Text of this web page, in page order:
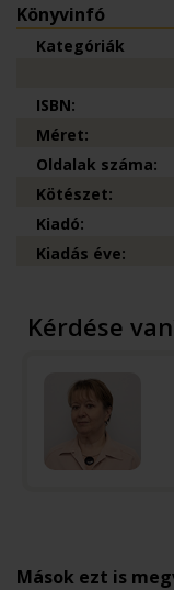
Könyvinfó
Kategóriák
ISBN:
Méret:
Oldalak száma:
Kötészet:
Kiadó:
Kiadás éve:
Kérdése
Mások ezt is